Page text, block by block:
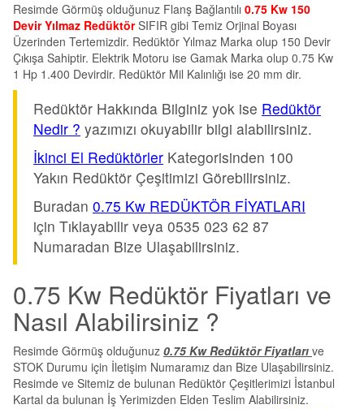
Resimde Görmüş olduğunuz Flanş Bağlantılı 0.75 Kw 150
Devir Yılmaz RedüktörSIFIR gibi Temiz Orjinal Boyası
Üzerinden Tertemizdir. Redüktör Yılmaz Marka olup 150 Devir
Çıkışa Sahiptir. Elektrik Motoru ise Gamak Marka olup 0.75 Kw
1 Hp 1.400 Devirdir. Redüktör Mil Kalınlığı ise 20 mm dir.
Redüktör Hakkında Bilginiz yok ise Redüktör
Nedir ? yazımızı okuyabilir bilgi alabilirsiniz.
İkinci El Redüktörler Kategorisinden 100
Yakın Redüktör Çeşitimizi Görebilirsiniz.
Buradan 0.75 Kw REDÜKTÖR FİYATLARI
için Tıklayabilir veya 0535 023 62 87
Numaradan Bize Ulaşabilirsiniz.
0.75 Kw Redüktör Fiyatları ve
Nasıl Alabilirsiniz ?
Resimde Görmüş olduğunuz 0.75 Kw Redüktör Fiyatları ve
STOK Durumu için İletişim Numaramız dan Bize Ulaşabilirsiniz.
Resimde ve Sitemiz de bulunan Redüktör Çeşitlerimizi İstanbul
Kartal da bulunan İş Yerimizden Elden Teslim Alabilirsiniz.